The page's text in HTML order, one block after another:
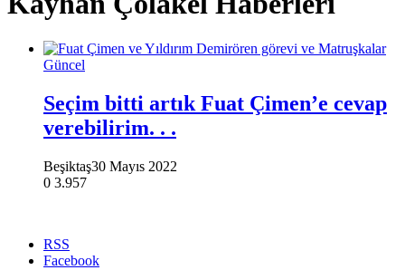
Güncel
Seçim bitti artık Fuat Çimen’e cevap
verebilirim. . .
Beşiktaş30 Mayıs 2022
0 3.957
RSS
Facebook